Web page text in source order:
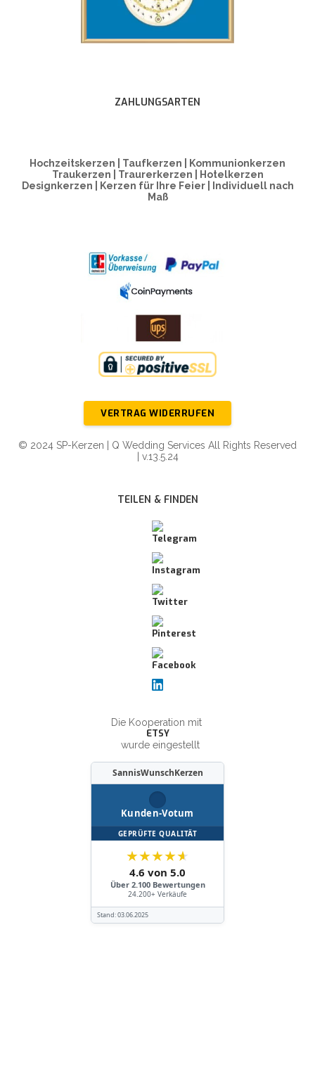
ZAHLUNGSARTEN
Hochzeitskerzen | Taufkerzen | Kommunionkerzen
Traukerzen | Traurerkerzen | Hotelkerzen
Designkerzen | Kerzen für Ihre Feier | Individuell nach
Maß
VERTRAG WIDERRUFEN
© 2024 SP-Kerzen | Q Wedding Services All Rights Reserved
| v.13.5.24
TEILEN & FINDEN
Die Kooperation mit
ETSY
wurde eingestellt
SannisWunschKerzen
Kunden-Votum
GEPRÜFTE QUALITÄT
★★★★★
4.6 von 5.0
Über 2.100 Bewertungen
24.200+ Verkäufe
Stand:03.06.2025